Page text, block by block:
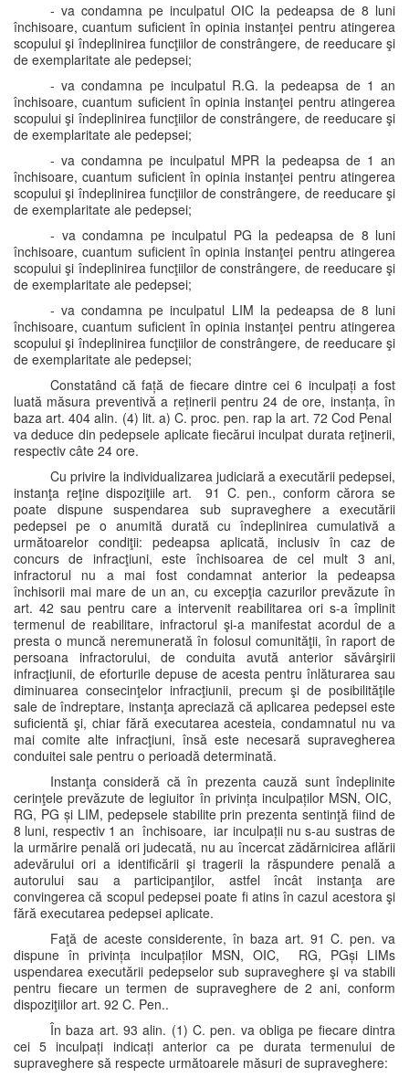
- va condamna pe inculpatul OIC la pedeapsa de 8 luni
închisoare, cuantum suficient în opinia instanţei pentru atingerea
scopului şi îndeplinirea funcţiilor de constrângere, de reeducare şi
de exemplaritate ale pedepsei;
- va condamna pe inculpatul R.G. la pedeapsa de 1 an
închisoare, cuantum suficient în opinia instanţei pentru atingerea
scopului şi îndeplinirea funcţiilor de constrângere, de reeducare şi
de exemplaritate ale pedepsei;
- va condamna pe inculpatul MPR la pedeapsa de 1 an
închisoare, cuantum suficient în opinia instanţei pentru atingerea
scopului şi îndeplinirea funcţiilor de constrângere, de reeducare şi
de exemplaritate ale pedepsei;
- va condamna pe inculpatul PG la pedeapsa de 8 luni
închisoare, cuantum suficient în opinia instanţei pentru atingerea
scopului şi îndeplinirea funcţiilor de constrângere, de reeducare şi
de exemplaritate ale pedepsei;
- va condamna pe inculpatul LIM la pedeapsa de 8 luni
închisoare, cuantum suficient în opinia instanţei pentru atingerea
scopului şi îndeplinirea funcţiilor de constrângere, de reeducare şi
de exemplaritate ale pedepsei;
Constatând că față de fiecare dintre cei 6 inculpați a fost
luată măsura preventivă a reținerii pentru 24 de ore, instanța, în
baza art. 404 alin. (4) lit. a) C. proc. pen. rap la art. 72 Cod Penal
va deduce din pedepsele aplicate fiecărui inculpat durata reţinerii,
respectiv câte 24 ore.
Cu privire la individualizarea judiciară a executării pedepsei,
instanţa reţine dispoziţiile art. 91 C. pen., conform cărora se
poate dispune suspendarea sub supraveghere a executării
pedepsei pe o anumită durată cu îndeplinirea cumulativă a
următoarelor condiţii: pedeapsa aplicată, inclusiv în caz de
concurs de infracţiuni, este închisoarea de cel mult 3 ani,
infractorul nu a mai fost condamnat anterior la pedeapsa
închisorii mai mare de un an, cu excepţia cazurilor prevăzute în
art. 42 sau pentru care a intervenit reabilitarea ori s-a împlinit
termenul de reabilitare, infractorul şi-a manifestat acordul de a
presta o muncă neremunerată în folosul comunităţii, în raport de
persoana infractorului, de conduita avută anterior săvârşirii
infracţiunii, de eforturile depuse de acesta pentru înlăturarea sau
diminuarea consecinţelor infracţiunii, precum şi de posibilităţile
sale de îndreptare, instanţa apreciază că aplicarea pedepsei este
suficientă şi, chiar fără executarea acesteia, condamnatul nu va
mai comite alte infracţiuni, însă este necesară supravegherea
conduitei sale pentru o perioadă determinată.
Instanţa consideră că în prezenta cauză sunt îndeplinite
cerinţele prevăzute de legiuitor în privința inculpaților MSN, OIC,
RG, PG și LIM, pedepsele stabilite prin prezenta sentinţă fiind de
8 luni, respectiv 1 an închisoare, iar inculpații nu s-au sustras de
la urmărire penală ori judecată, nu au încercat zădărnicirea aflării
adevărului ori a identificării şi tragerii la răspundere penală a
autorului sau a participanţilor, astfel încât instanţa are
convingerea că scopul pedepsei poate fi atins în cazul acestora şi
fără executarea pedepsei aplicate.
Faţă de aceste considerente, în baza art. 91 C. pen. va
dispune în privința inculpaților MSN, OIC, RG, PGși LIMs
uspendarea executării pedepselor sub supraveghere şi va stabili
pentru fiecare un termen de supraveghere de 2 ani, conform
dispoziţiilor art. 92 C. Pen..
În baza art. 93 alin. (1) C. pen. va obliga pe fiecare dintra
cei 5 inculpați indicați anterior ca pe durata termenului de
supraveghere să respecte următoarele măsuri de supraveghere: